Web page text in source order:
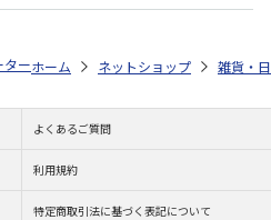
ター メラミンタンブラー [クロミ フラ
ホーム ネットショップ 雑貨・
よくあるご質問
利用規約
特定商取引法に基づく表記について